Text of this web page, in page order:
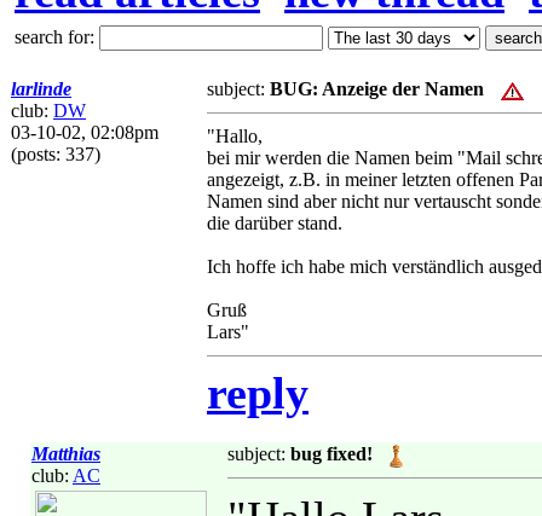
search for:
larlinde
club: DW
03-10-02, 02:08pm
(posts: 337)
subject: BUG: Anzeige der Namen
"Hallo,
bei mir werden die Namen beim "Mail
angezeigt, z.B. in meiner letzten offenen
Namen sind aber nicht nur vertauscht
die darüber stand.
Ich hoffe ich habe mich verständlich
Gruß
Lars"
reply
Matthias
club: AC
subject: bug fixed!